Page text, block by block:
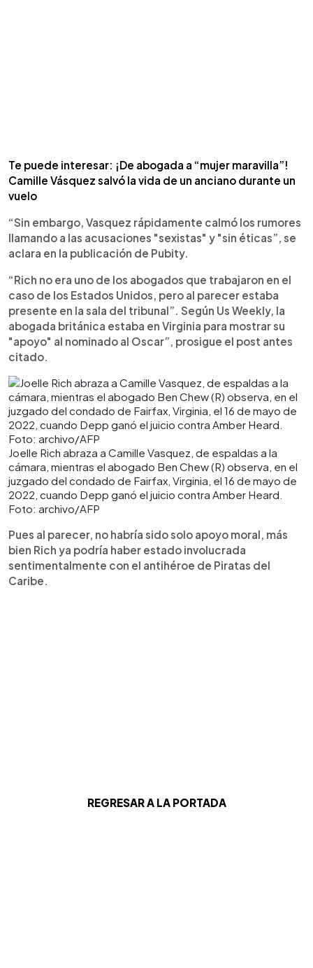
Te puede interesar: ¡De abogada a “mujer maravilla”!
Camille Vásquez salvó la vida de un anciano durante un
vuelo
“Sin embargo, Vasquez rápidamente calmó los rumores
llamando a las acusaciones "sexistas" y "sin éticas”, se
aclara en la publicación de Pubity.
“Rich no era uno de los abogados que trabajaron en el
caso de los Estados Unidos, pero al parecer estaba
presente en la sala del tribunal”. Según Us Weekly, la
abogada británica estaba en Virginia para mostrar su
"apoyo" al nominado al Oscar”, prosigue el post antes
citado.
Joelle Rich abraza a Camille Vasquez, de espaldas a la
cámara, mientras el abogado Ben Chew (R) observa, en el
juzgado del condado de Fairfax, Virginia, el 16 de mayo de
2022, cuando Depp ganó el juicio contra Amber Heard.
Foto: archivo/AFP
Pues al parecer, no habría sido solo apoyo moral, más
bien Rich ya podría haber estado involucrada
sentimentalmente con el antihéroe de Piratas del
Caribe.
REGRESAR A LA PORTADA